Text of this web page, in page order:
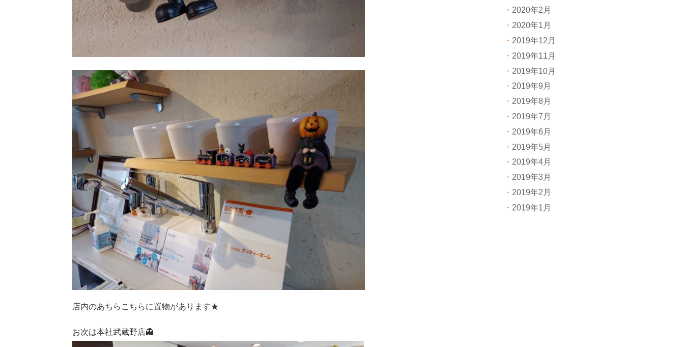
店内のあちらこちらに置物があります★
お次は本社武蔵野店👻
2020年2月
2020年1月
2019年12月
2019年11月
2019年10月
2019年9月
2019年8月
2019年7月
2019年6月
2019年5月
2019年4月
2019年3月
2019年2月
2019年1月